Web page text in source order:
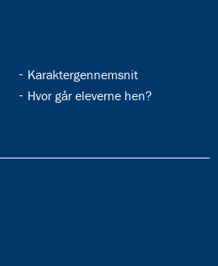
33.12:
Karaktergennemsnit
33.14:
Hvor går eleverne hen?